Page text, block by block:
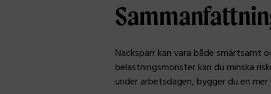
Nackspärr kan vara både smärtsamt
belastningsmönster kan du minska
under arbetsdagen, bygger du en